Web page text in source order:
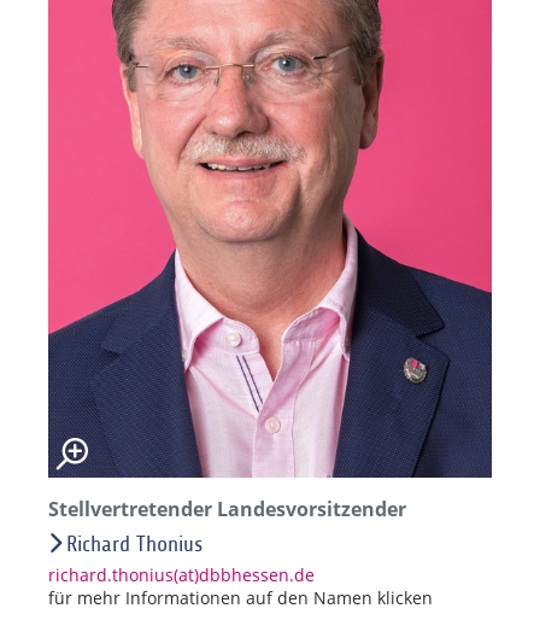
Stellvertretender Landesvorsitzender
Richard Thonius
richard.thonius(at)dbbhessen.de
für mehr Informationen auf den Namen klicken